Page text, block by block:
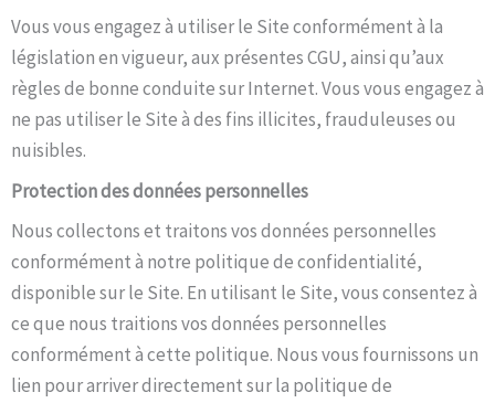
Vous vous engagez à utiliser le Site conformément à la
législation en vigueur, aux présentes CGU, ainsi qu’aux
règles de bonne conduite sur Internet. Vous vous engagez à
ne pas utiliser le Site à des fins illicites, frauduleuses ou
nuisibles.
Protection des données personnelles
Nous collectons et traitons vos données personnelles
conformément à notre politique de confidentialité,
disponible sur le Site. En utilisant le Site, vous consentez à
ce que nous traitions vos données personnelles
conformément à cette politique. Nous vous fournissons un
lien pour arriver directement sur la politique de